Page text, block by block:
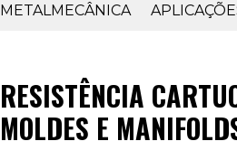
METALMECÂNICA
RESISTÊNCIA
MOLDES E